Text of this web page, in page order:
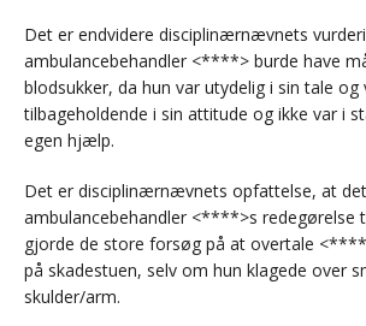
Det er endvidere disciplinærnævnets
ambulancebehandler <****> burde have
blodsukker, da hun var utydelig i sin tale og
tilbageholdende i sin attitude og ikke var i
egen hjælp.
Det er disciplinærnævnets opfattelse, at
ambulancebehandler <****>s redegørelse
gjorde de store forsøg på at overtale
på skadestuen, selv om hun klagede over
skulder/arm.